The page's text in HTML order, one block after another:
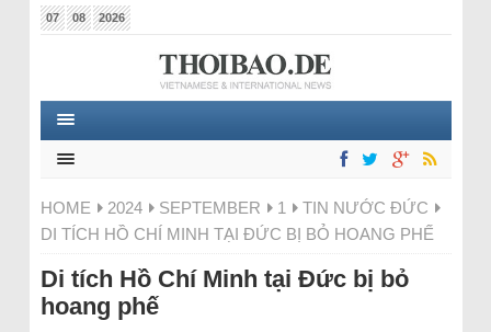
07 08 2026
HOME 2024 SEPTEMBER 1
TIN NƯỚC ĐỨC
DI TÍCH HỒ CHÍ MINH TẠI ĐỨC BỊ BỎ HOANG PHẾ
Di tích Hồ Chí Minh tại Đức bị bỏ
hoang phế